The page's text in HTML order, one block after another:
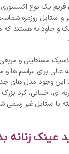
یک نوع اکسسوری
و استایل روزمره
و جاودانه هستند که
مستطیلی و
عالی برای مراسم ها
این وجود مدل های
ای، خلبانی، گرد
با استایل غیر رسمی
عینک زنانه